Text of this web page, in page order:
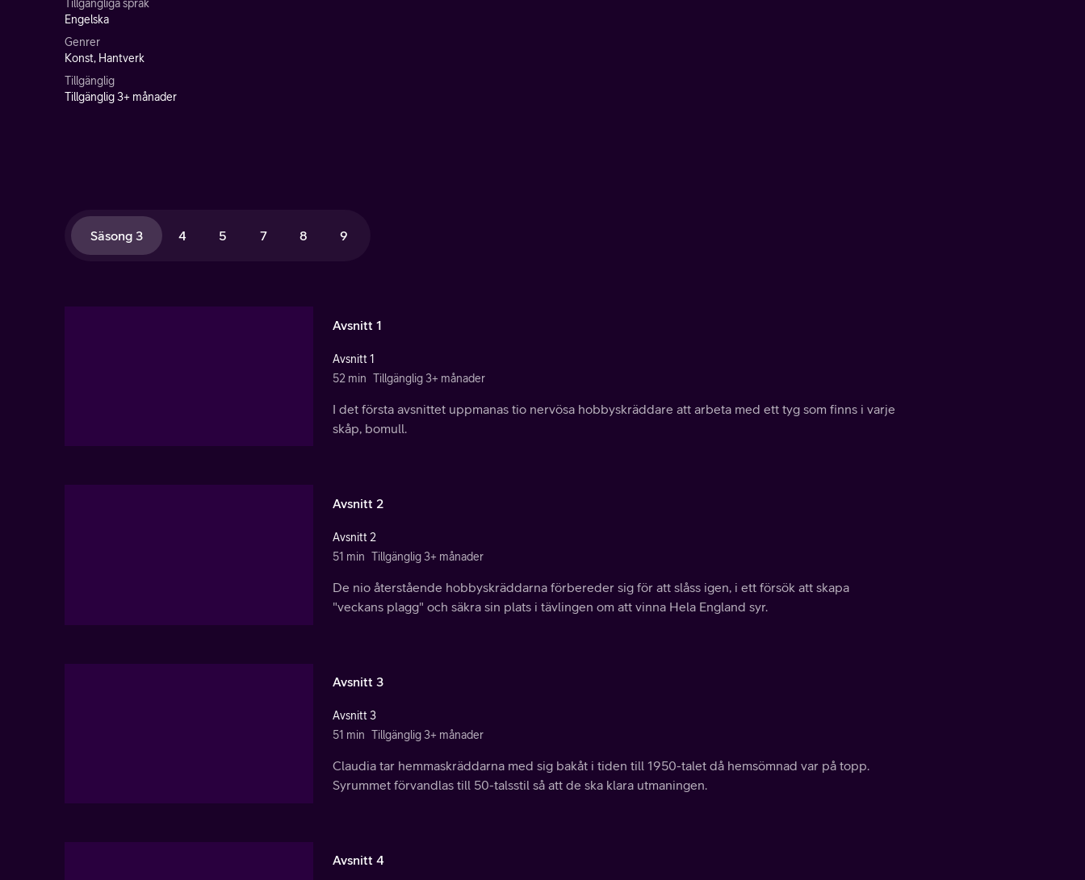
Tillgängliga språk
Engelska
Genrer
Konst, Hantverk
Tillgänglig
Tillgänglig 3+ månader
Säsong 3 4 5 7 8 9
Avsnitt 1
Avsnitt 1
52 min Tillgänglig 3+ månader
I det första avsnittet uppmanas tio nervösa hobbyskräddare att arbeta med ett tyg som finns i varje
skåp, bomull.
Avsnitt 2
Avsnitt 2
51 min Tillgänglig 3+ månader
De nio återstående hobbyskräddarna förbereder sig för att slåss igen, i ett försök att skapa
"veckans plagg" och säkra sin plats i tävlingen om att vinna Hela England syr.
Avsnitt 3
Avsnitt 3
51 min Tillgänglig 3+ månader
Claudia tar hemmaskräddarna med sig bakåt i tiden till 1950-talet då hemsömnad var på topp.
Syrummet förvandlas till 50-talsstil så att de ska klara utmaningen.
Avsnitt 4